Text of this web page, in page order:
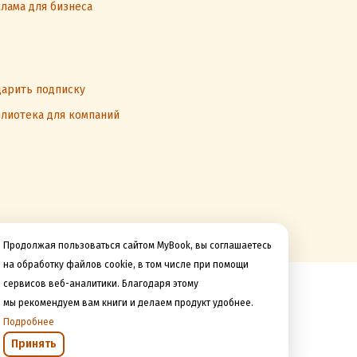
Продолжая пользоваться сайтом MyBook, вы соглашаетесь
на обработку файлов cookie, в том числе при помощи
сервисов веб-аналитики. Благодаря этому
мы рекомендуем вам книги и делаем продукт удобнее.
Подробнее
Принять
для бизнеса
подписку
для компаний